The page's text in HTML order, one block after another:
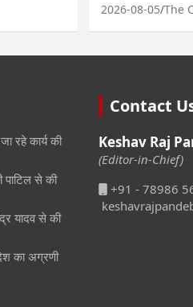
2026-08-05 The
रहे कार्य की
पाटिल से की
यादव से की
का अग्रणी
Contact
Keshav Raj
(Editor-in-Chief)
+91 - 78986